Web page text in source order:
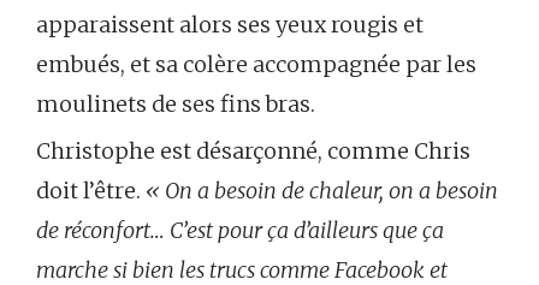
apparaissent alors ses yeux rougis et
embués, et sa colère accompagnée par les
moulinets de ses fins bras.
Christophe est désarçonné, comme Chris
doit l’être. « On a besoin de chaleur, on a besoin
de réconfort… C’est pour ça d’ailleurs que ça
marche si bien les trucs comme Facebook et